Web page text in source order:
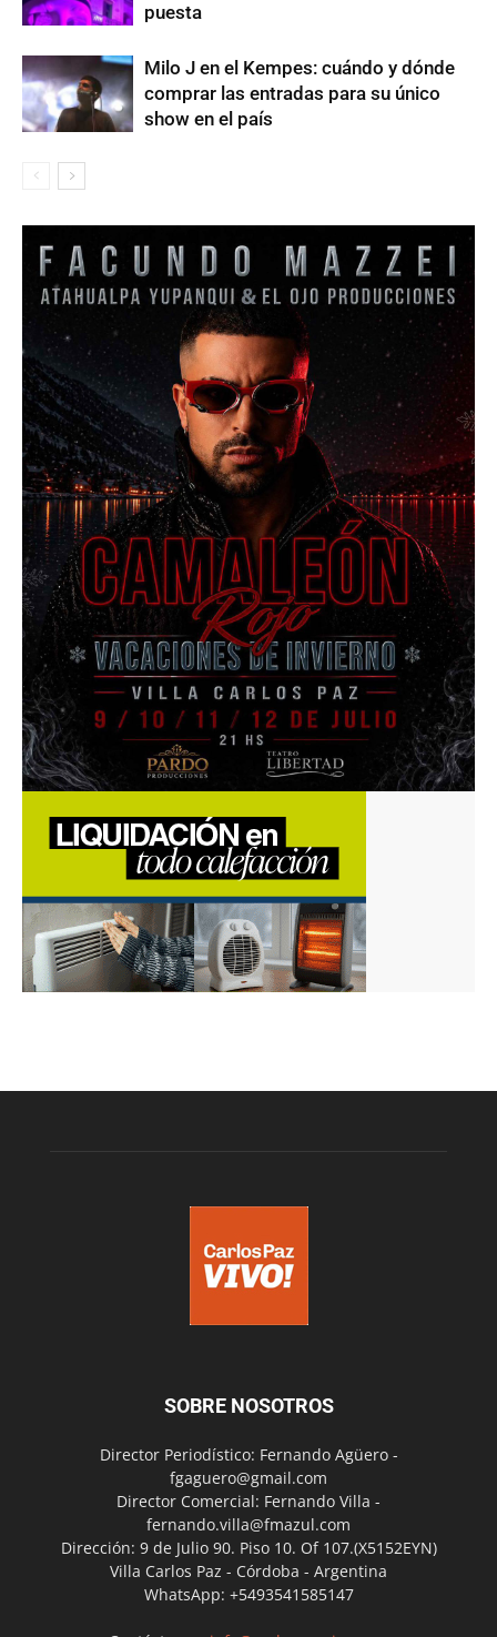
puesta
Milo J en el Kempes: cuándo y dónde
comprar las entradas para su único
show en el país
SOBRE NOSOTROS
Director Periodístico: Fernando Agüero -
fgaguero@gmail.com
Director Comercial: Fernando Villa -
fernando.villa@fmazul.com
Dirección: 9 de Julio 90. Piso 10. Of 107.(X5152EYN)
Villa Carlos Paz - Córdoba - Argentina
WhatsApp: +5493541585147